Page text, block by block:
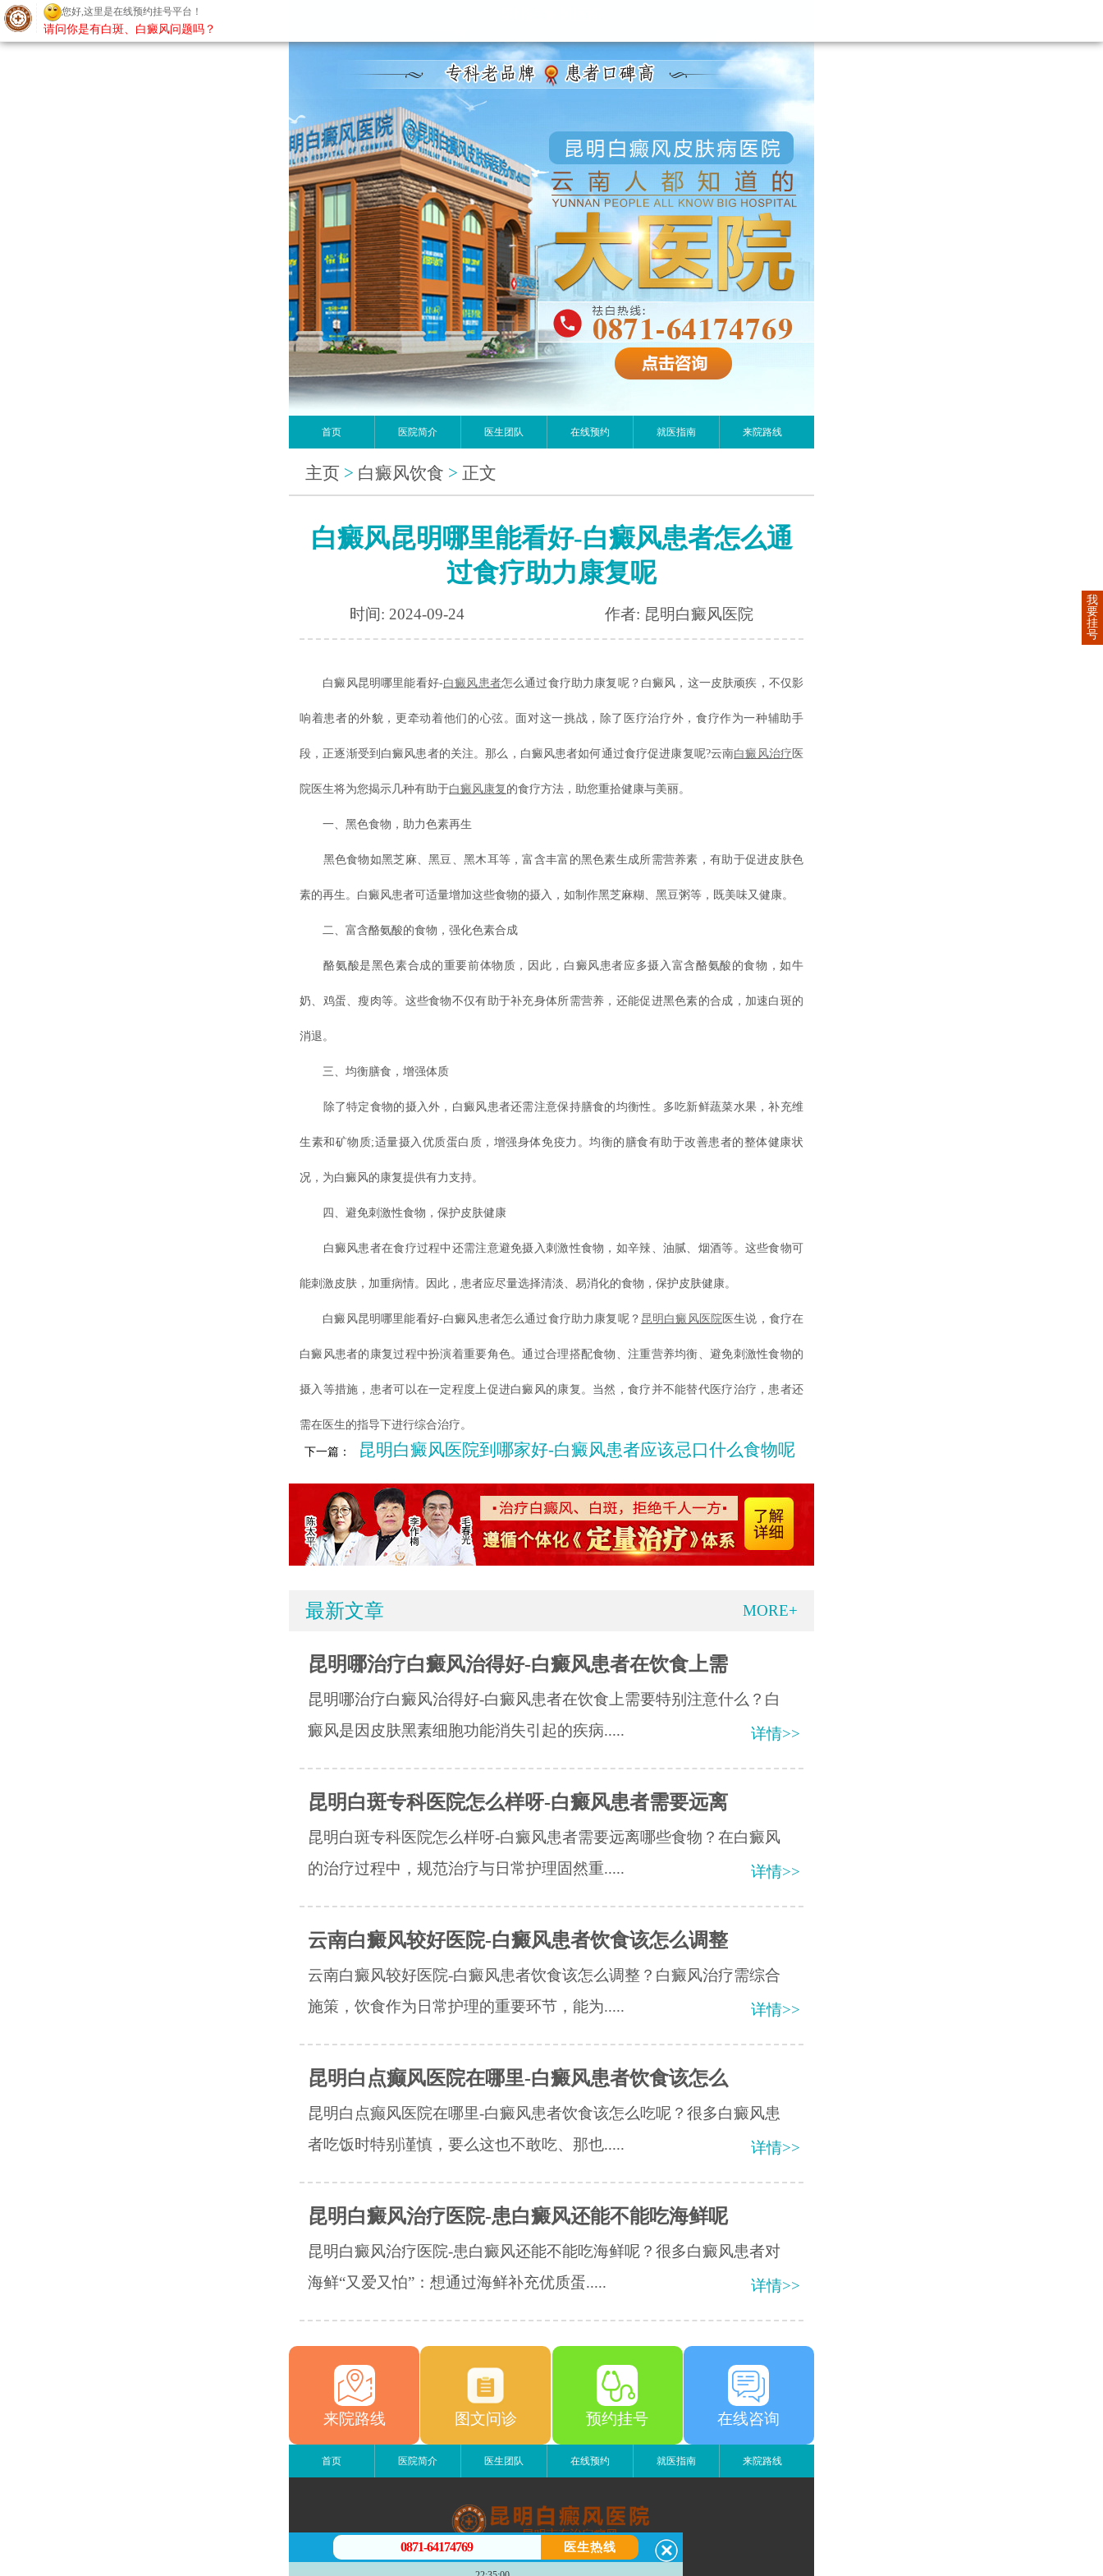
首页 医院简介 医生团队 在线预约 就医指南 来院路线
主页 > 白癜风饮食 > 正文
白癜风昆明哪里能看好-白癜风患者怎么通
过食疗助力康复呢
时间: 2024-09-24 作者: 昆明白癜风医院
白癜风昆明哪里能看好-白癜风患者怎么通过食疗助力康复呢？白癜风，这一皮肤顽疾，不仅影
响着患者的外貌，更牵动着他们的心弦。面对这一挑战，除了医疗治疗外，食疗作为一种辅助手
段，正逐渐受到白癜风患者的关注。那么，白癜风患者如何通过食疗促进康复呢?云南白癜风治疗 医
院医生将为您揭示几种有助于白癜风康复 的食疗方法，助您重拾健康与美丽。
一、黑色食物，助力色素再生
黑色食物如黑芝麻、黑豆、黑木耳等，富含丰富的黑色素生成所需营养素，有助于促进皮肤色
素的再生。白癜风患者可适量增加这些食物的摄入，如制作黑芝麻糊、黑豆粥等，既美味又健康。
二、富含酪氨酸的食物，强化色素合成
酪氨酸是黑色素合成的重要前体物质，因此，白癜风患者应多摄入富含酪氨酸的食物，如牛
奶、鸡蛋、瘦肉等。这些食物不仅有助于补充身体所需营养，还能促进黑色素的合成，加速白斑的
消退。
三、均衡膳食，增强体质
除了特定食物的摄入外，白癜风患者还需注意保持膳食的均衡性。多吃新鲜蔬菜水果，补充维
生素和矿物质;适量摄入优质蛋白质，增强身体免疫力。均衡的膳食有助于改善患者的整体健康状
况，为白癜风的康复提供有力支持。
四、避免刺激性食物，保护皮肤健康
白癜风患者在食疗过程中还需注意避免摄入刺激性食物，如辛辣、油腻、烟酒等。这些食物可
能刺激皮肤，加重病情。因此，患者应尽量选择清淡、易消化的食物，保护皮肤健康。
白癜风昆明哪里能看好-白癜风患者怎么通过食疗助力康复呢？ 昆明白癜风医院 医生说，食疗在
白癜风患者的康复过程中扮演着重要角色。通过合理搭配食物、注重营养均衡、避免刺激性食物的
摄入等措施，患者可以在一定程度上促进白癜风的康复。当然，食疗并不能替代医疗治疗，患者还
需在医生的指导下进行综合治疗。
下一篇： 昆明白癜风医院到哪家好-白癜风患者应该忌口什么食物呢
最新文章 MORE+
昆明哪治疗白癜风治得好-白癜风患者在饮食上需
昆明哪治疗白癜风治得好-白癜风患者在饮食上需要特别注意什么？白
癜风是因皮肤黑素细胞功能消失引起的疾病.....
详情>>
昆明白斑专科医院怎么样呀-白癜风患者需要远离
昆明白斑专科医院怎么样呀-白癜风患者需要远离哪些食物？在白癜风
的治疗过程中，规范治疗与日常护理固然重.....
详情>>
云南白癜风较好医院-白癜风患者饮食该怎么调整
云南白癜风较好医院-白癜风患者饮食该怎么调整？白癜风治疗需综合
施策，饮食作为日常护理的重要环节，能为.....
详情>>
昆明白点癫风医院在哪里-白癜风患者饮食该怎么
昆明白点癫风医院在哪里-白癜风患者饮食该怎么吃呢？很多白癜风患
者吃饭时特别谨慎，要么这也不敢吃、那也.....
详情>>
昆明白癜风治疗医院-患白癜风还能不能吃海鲜呢
昆明白癜风治疗医院-患白癜风还能不能吃海鲜呢？很多白癜风患者对
海鲜“又爱又怕”：想通过海鲜补充优质蛋.....
详情>>
来院路线 图文问诊 预约挂号 在线咨询
首页 医院简介 医生团队 在线预约 就医指南 来院路线
昆明白癜风医院
0871-64174769 医生热线
我
要
挂
号
您好,这里是在线预约挂号平台！
请问你是有白斑、白癜风问题吗？